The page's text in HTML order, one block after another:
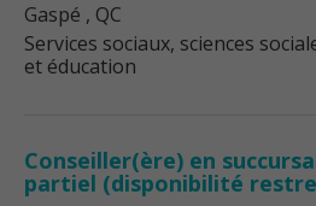
Gaspé , QC
Services sociaux, sciences
et éducation
Conseiller(ère) en
partiel (disponibilité